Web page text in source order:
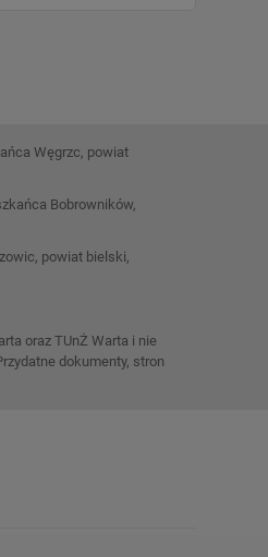
Węgrzc, powiat
Bobrowników,
powiat bielski,
oraz TUnŻ Warta i nie
dokumenty, stron